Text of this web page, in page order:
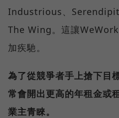
Industrious、
The Wing。這讓
加疾馳。
為了從競爭者手上搶下目
常會開出更高的年租金或
業主青睞。